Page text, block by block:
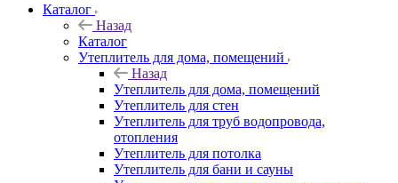
Каталог
Назад
Каталог
Утеплитель для дома, помещений
Назад
Утеплитель для дома, помещений
Утеплитель для стен
Утеплитель для труб водопровода,
отопления
Утеплитель для потолка
Утеплитель для бани и сауны